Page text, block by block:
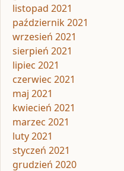
listopad 2021
październik 2021
wrzesień 2021
sierpień 2021
lipiec 2021
czerwiec 2021
maj 2021
kwiecień 2021
marzec 2021
luty 2021
styczeń 2021
grudzień 2020